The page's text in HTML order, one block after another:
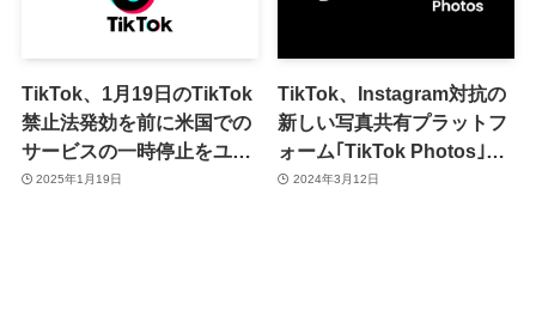
TikTok、1月19日のTikTok
禁止法発効を前に米国での
サービスの一時停止をユー
ザーに案内
2025年1月19日
TikTok、Instagram対抗の
新しい写真共有プラットフ
ォーム｢TikTok Photos｣を
開発中
2024年3月12日